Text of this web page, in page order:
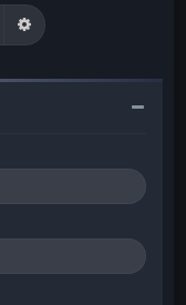
RechercherRecherche avancée